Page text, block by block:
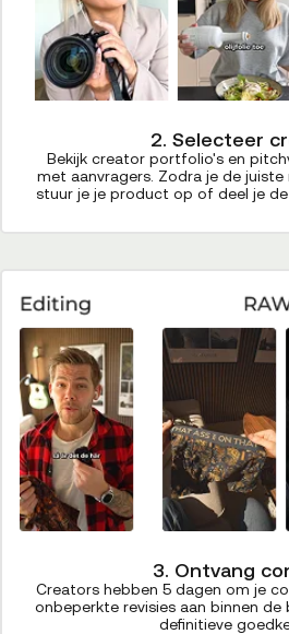
2. Selecteer
Bekijk creator portfolio's en
met aanvragers. Zodra je de
stuur je je product op of deel je
3. Ontvang
Creators hebben 5 dagen om je
onbeperkte revisies aan binnen
definitieve